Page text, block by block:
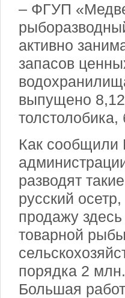
– ФГУП
активно
запасов
выпущено 8,12
Как сообщили
разводят
русский
продажу
товарной
порядка 2
Большая